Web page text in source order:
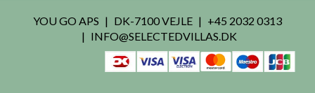
YOU GO APS DK-7100 VEJLE
+45 2032 0313
INFO@SELECTEDVILLAS.DK